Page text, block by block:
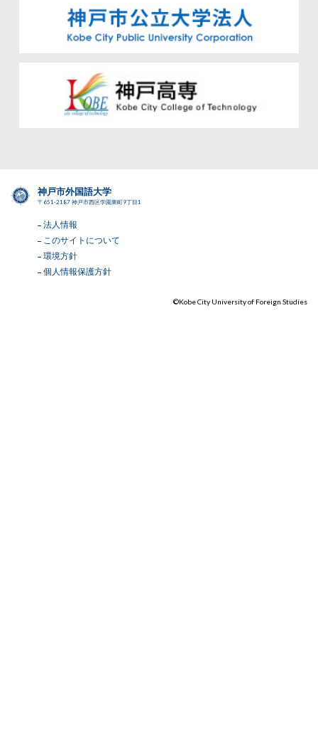
神戸市外国語大学
〒651-2187 神戸市西区学園東町9丁目1
法人情報
このサイトについて
環境方針
個人情報保護方針
©Kobe City University of Foreign Studies